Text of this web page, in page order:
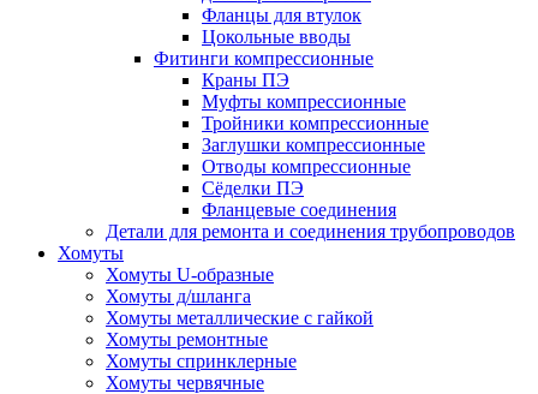
Фланцы для втулок
Цокольные вводы
Фитинги компрессионные
Краны ПЭ
Муфты компрессионные
Тройники компрессионные
Заглушки компрессионные
Отводы компрессионные
Сёделки ПЭ
Фланцевые соединения
Детали для ремонта и соединения трубопроводов
Хомуты
Хомуты U-образные
Хомуты д/шланга
Хомуты металлические с гайкой
Хомуты ремонтные
Хомуты спринклерные
Хомуты червячные